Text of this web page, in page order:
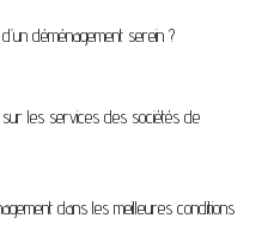
déménagement serein ?
sur les services des sociétés de
dans les meilleures conditions